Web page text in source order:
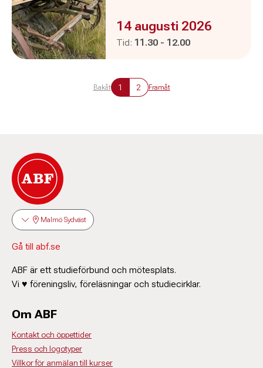
Evenemanget är :
14 augusti 2026
Tid: Pågår mellan
11.30 - och
12.00
Bakåt 1 2 Framåt
Malmö Sydväst
Gå till abf.se
ABF är ett studieförbund och mötesplats.
Vi ♥ föreningsliv, föreläsningar och studiecirklar.
Om ABF
Kontakt och öppettider
Press och logotyper
Villkor för anmälan till kurser